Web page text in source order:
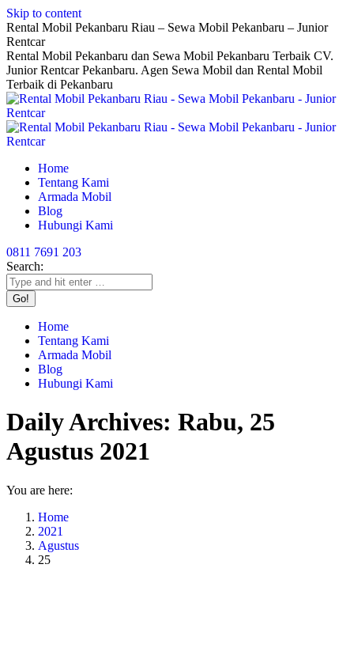
Skip to content
Rental Mobil Pekanbaru Riau – Sewa Mobil Pekanbaru – Junior
Rentcar
Rental Mobil Pekanbaru dan Sewa Mobil Pekanbaru Terbaik CV.
Junior Rentcar Pekanbaru. Agen Sewa Mobil dan Rental Mobil
Terbaik di Pekanbaru
Home
Tentang Kami
Armada Mobil
Blog
Hubungi Kami
0811 7691 203
Search:
Home
Tentang Kami
Armada Mobil
Blog
Hubungi Kami
Daily Archives: Rabu, 25
Agustus 2021
You are here:
Home
2021
Agustus
25